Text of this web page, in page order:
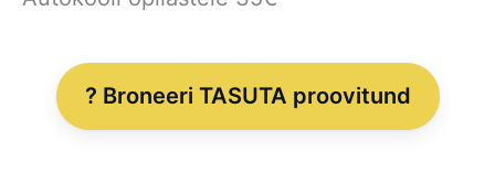
? Broneeri TASUTA proovitund